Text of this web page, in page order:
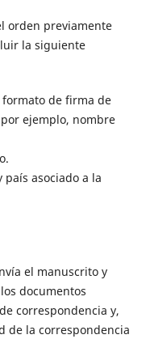
orden previamente
la siguiente
de firma de
ejemplo, nombre
asociado a la
el manuscrito y
documentos
correspondencia y,
de la correspondencia